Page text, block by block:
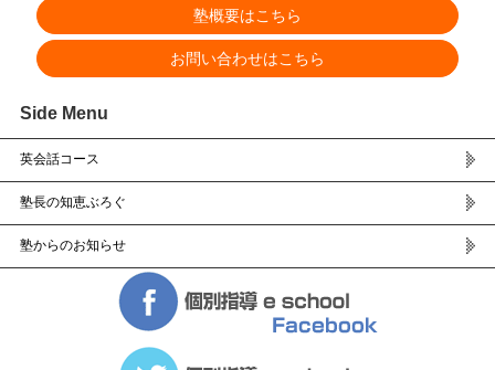
塾概要はこちら
お問い合わせはこちら
Side Menu
英会話コース
塾長の知恵ぶろぐ
塾からのお知らせ